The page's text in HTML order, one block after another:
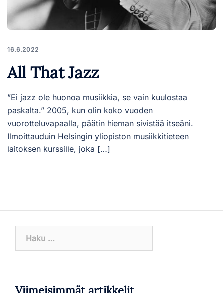
16.6.2022
All That Jazz
”Ei jazz ole huonoa musiikkia, se vain kuulostaa
paskalta.” 2005, kun olin koko vuoden
vuorotteluvapaalla, päätin hieman sivistää itseäni.
Ilmoittauduin Helsingin yliopiston musiikkitieteen
laitoksen kurssille, joka […]